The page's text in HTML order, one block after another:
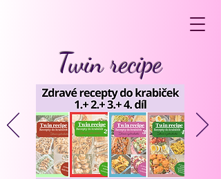
Twin recipe